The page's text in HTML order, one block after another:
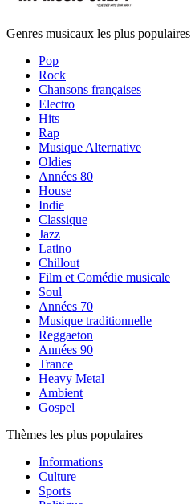
Genres musicaux les plus populaires
Pop
Rock
Chansons françaises
Electro
Hits
Rap
Musique Alternative
Oldies
Années 80
House
Indie
Classique
Jazz
Latino
Chillout
Film et Comédie musicale
Soul
Années 70
Musique traditionnelle
Reggaeton
Années 90
Trance
Heavy Metal
Ambient
Gospel
Thèmes les plus populaires
Informations
Culture
Sports